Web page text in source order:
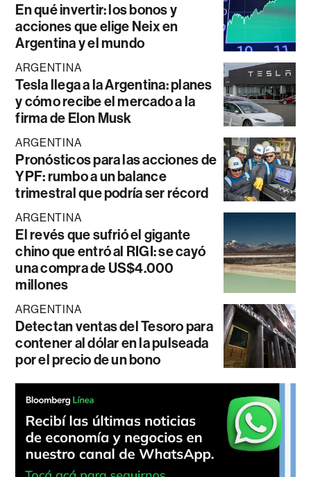
En qué invertir: los bonos y
acciones que elige Neix en
Argentina y el mundo
ARGENTINA
Tesla llega a la Argentina: planes
y cómo recibe el mercado a la
firma de Elon Musk
ARGENTINA
Pronósticos para las acciones de
YPF: rumbo a un balance
trimestral que podría ser récord
ARGENTINA
El revés que sufrió el gigante
chino que entró al RIGI: se cayó
una compra de US$4.000
millones
ARGENTINA
Detectan ventas del Tesoro para
contener al dólar en la pulseada
por el precio de un bono